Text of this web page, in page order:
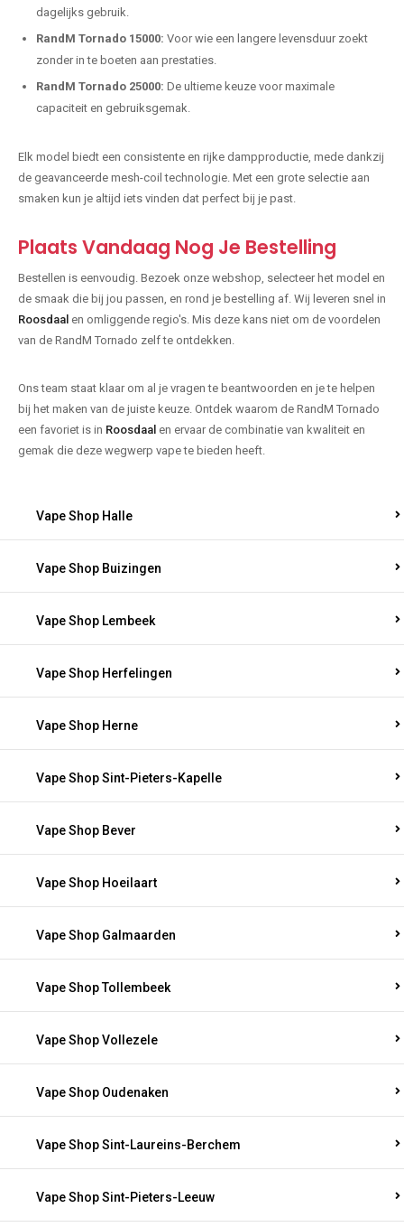
dagelijks gebruik.
RandM Tornado 15000: Voor wie een langere levensduur zoekt
zonder in te boeten aan prestaties.
RandM Tornado 25000: De ultieme keuze voor maximale
capaciteit en gebruiksgemak.
Elk model biedt een consistente en rijke dampproductie, mede dankzij
de geavanceerde mesh-coil technologie. Met een grote selectie aan
smaken kun je altijd iets vinden dat perfect bij je past.
Plaats Vandaag Nog Je Bestelling
Bestellen is eenvoudig. Bezoek onze webshop, selecteer het model en
de smaak die bij jou passen, en rond je bestelling af. Wij leveren snel in
Roosdaal en omliggende regio's. Mis deze kans niet om de voordelen
van de RandM Tornado zelf te ontdekken.
Ons team staat klaar om al je vragen te beantwoorden en je te helpen
bij het maken van de juiste keuze. Ontdek waarom de RandM Tornado
een favoriet is in Roosdaal en ervaar de combinatie van kwaliteit en
gemak die deze wegwerp vape te bieden heeft.
Vape Shop Halle
Vape Shop Buizingen
Vape Shop Lembeek
Vape Shop Herfelingen
Vape Shop Herne
Vape Shop Sint-Pieters-Kapelle
Vape Shop Bever
Vape Shop Hoeilaart
Vape Shop Galmaarden
Vape Shop Tollembeek
Vape Shop Vollezele
Vape Shop Oudenaken
Vape Shop Sint-Laureins-Berchem
Vape Shop Sint-Pieters-Leeuw